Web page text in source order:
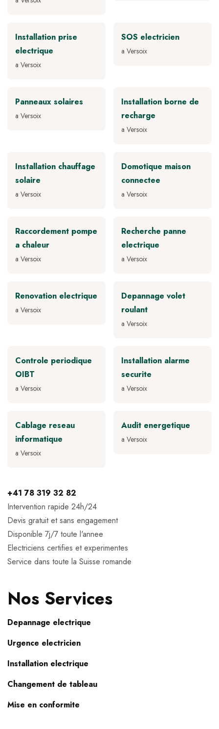
Installation prise
electrique
a Versoix
SOS electricien
a Versoix
Panneaux solaires
a Versoix
Installation borne de
recharge
a Versoix
Installation chauffage
solaire
a Versoix
Domotique maison
connectee
a Versoix
Raccordement pompe
a chaleur
a Versoix
Recherche panne
electrique
a Versoix
Renovation electrique
a Versoix
Depannage volet
roulant
a Versoix
Controle periodique
OIBT
a Versoix
Installation alarme
securite
a Versoix
Cablage reseau
informatique
a Versoix
Audit energetique
a Versoix
+41 78 319 32 82
Intervention rapide 24h/24
Devis gratuit et sans engagement
Disponible 7j/7 toute l'annee
Electriciens certifies et experimentes
Service dans toute la Suisse romande
Nos Services
Depannage electrique
Urgence electricien
Installation electrique
Changement de tableau
Mise en conformite